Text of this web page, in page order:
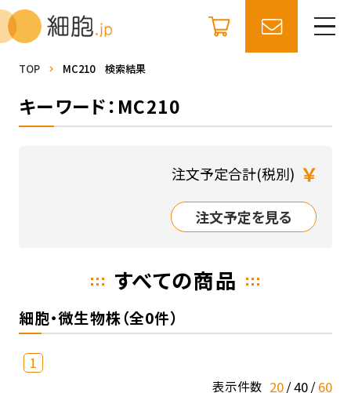
TOP MC210 検索結果
キーワード：MC210
注文予定合計(税別) ￥
注文予定を見る
すべての商品
細胞・微生物株（全0件）
1
表示件数 20 40 60